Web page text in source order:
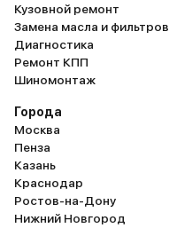
Кузовной ремонт
Замена масла и фильтров
Диагностика
Ремонт КПП
Шиномонтаж
Города
Москва
Пенза
Казань
Краснодар
Ростов-на-Дону
Нижний Новгород